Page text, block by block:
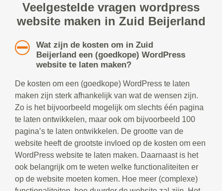
Veelgestelde vragen wordpress
website maken in Zuid Beijerland
Wat zijn de kosten om in Zuid
Beijerland een (goedkope) WordPress
website te laten maken?
De kosten om een (goedkope) WordPress te laten
maken zijn sterk afhankelijk van wat de wensen zijn.
Zo is het bijvoorbeeld mogelijk om slechts één pagina
te laten ontwikkelen, maar ook om bijvoorbeeld 100
pagina’s te laten ontwikkelen. De grootte van de
website heeft de grootste invloed op de kosten om een
WordPress website te laten maken. Daarnaast is het
ook belangrijk om te weten welke functionaliteiten er
op de website moeten komen. Hoe meer (complexe)